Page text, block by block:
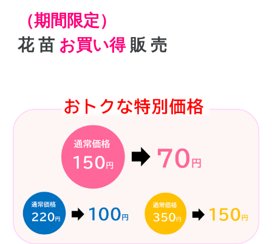
（期間限定）
花 苗 お買い得販 売